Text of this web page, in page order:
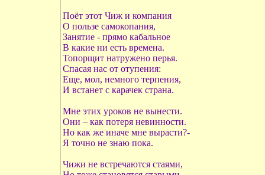
Поёт этот Чиж и компания
О пользе самокопания,
Занятие - прямо кабальное
В какие ни есть времена.
Топорщит натружено перья.
Спасая нас от отупения:
Еще, мол, немного терпения,
И встанет с карачек страна.
Мне этих уроков не вынести.
Они – как потеря невинности.
Но как же иначе мне вырасти?-
Я точно не знаю пока.
Чижи не встречаются стаями,